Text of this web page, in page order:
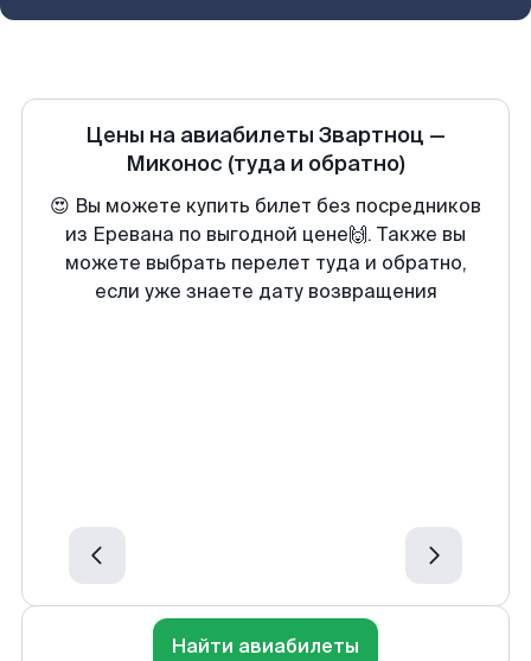
Цены на авиабилеты Звартноц —
Миконос (туда и обратно)
😍 Вы можете купить билет без посредников
из Еревана по выгодной цене🙌. Также вы
можете выбрать перелет туда и обратно,
если уже знаете дату возвращения
Найти авиабилеты